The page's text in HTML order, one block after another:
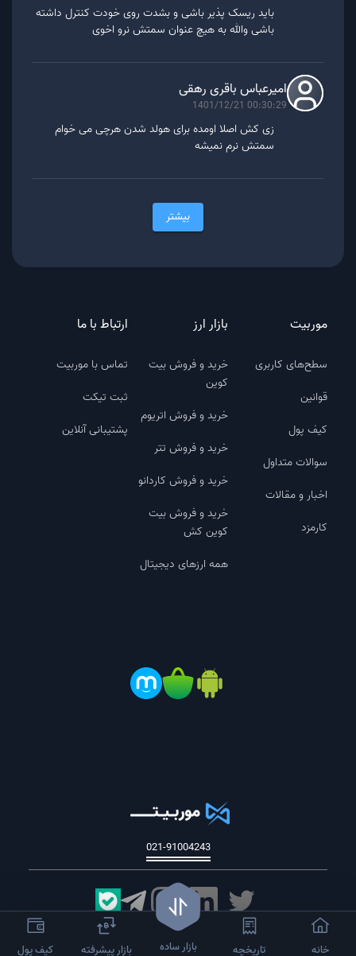
خانه تاریخچه بازار ساده بازار پیشرفته کیف پول
باید ریسک پذیر باشی و بشدت روی خودت کنترل داشته
باشی والله به هیچ عنوان سمتش نرو اخوی
امیرعباس باقری رهقی
1401/12/21 00:30:29
زی کش اصلا اومده برای هولد شدن هرچی می خوام
سمتش نرم نمیشه
بیشتر
موربیت
سطح‌های کاربری
قوانین
کیف پول
سوالات متداول
اخبار و مقالات
کارمزد
بازار ارز
خرید و فروش بیت
کوین
خرید و فروش اتریوم
خرید و فروش تتر
خرید و فروش کاردانو
خرید و فروش بیت
کوین کش
همه ارزهای دیجیتال
ارتباط با ما
تماس با موربیت
ثبت تیکت
پشتیبانی آنلاین
021-91004243
کلیه حقوق این سایت متعلق به شرکت تدبیرگران توسعه انرژی اترک است.